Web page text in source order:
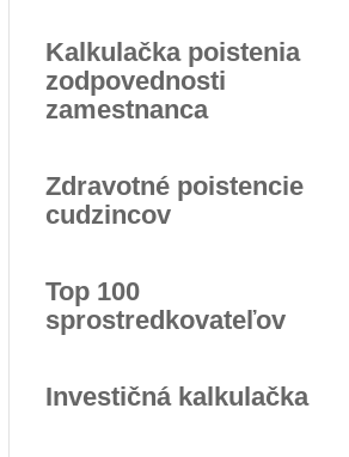
Kalkulačka poistenia
zodpovednosti
zamestnanca
Zdravotné poistencie
cudzincov
Top 100
sprostredkovateľov
Investičná kalkulačka